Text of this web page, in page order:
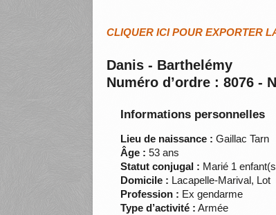
CLIQUER ICI POUR EXPORTER
Danis - Barthelémy
Numéro d’ordre : 8076 -
Informations personnelles
Lieu de naissance : Gaillac Tarn
Âge : 53 ans
Statut conjugal : Marié 1
Domicile : Lacapelle-Marival, Lot
Profession : Ex gendarme
Type d’activité : Armée